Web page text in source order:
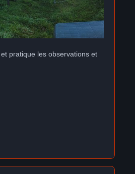
pratique les observations et